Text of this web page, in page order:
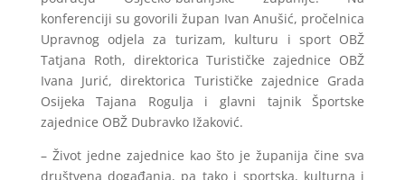
konferenciji su govorili župan Ivan Anušić, pročelnica
Upravnog odjela za turizam, kulturu i sport OBŽ
Tatjana Roth, direktorica Turističke zajednice OBŽ
Ivana Jurić, direktorica Turističke zajednice Grada
Osijeka Tajana Rogulja i glavni tajnik Športske
zajednice OBŽ Dubravko Ižaković.
– Život jedne zajednice kao što je županija čine sva
društvena događanja, pa tako i sportska, kulturna i